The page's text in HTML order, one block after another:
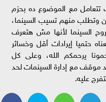
تتعامل مع الموضوع ده بحزم
وتطلب منهم تسيب السينما،
السينما لأنها مش هتعرف
حتميا إيرادات أقل وخسائر
يرحمكم الله، وعلى كل
مع إدارة السينمات لحد
عليه.